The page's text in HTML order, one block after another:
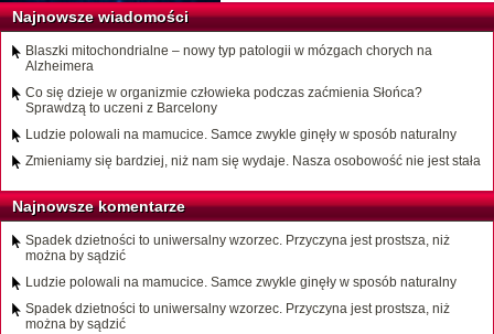
Najnowsze wiadomości
Blaszki mitochondrialne – nowy typ patologii w mózgach chorych na
Alzheimera
Co się dzieje w organizmie człowieka podczas zaćmienia Słońca?
Sprawdzą to uczeni z Barcelony
Ludzie polowali na mamucice. Samce zwykle ginęły w sposób naturalny
Zmieniamy się bardziej, niż nam się wydaje. Nasza osobowość nie jest stała
Najnowsze komentarze
Spadek dzietności to uniwersalny wzorzec. Przyczyna jest prostsza, niż
można by sądzić
Ludzie polowali na mamucice. Samce zwykle ginęły w sposób naturalny
Spadek dzietności to uniwersalny wzorzec. Przyczyna jest prostsza, niż
można by sądzić